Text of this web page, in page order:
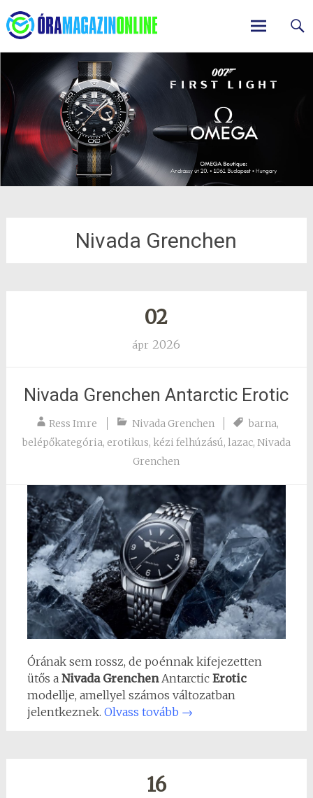
ÓraMagazinOnline
Skip
content
Nivada Grenchen
02
ápr 2026
Nivada Grenchen Antarctic Erotic
Ress Imre Nivada Grenchen barna,
belépőkategória, erotikus, kézi felhúzású, lazac, Nivada
Grenchen
Órának sem rossz, de poénnak kifejezetten
ütős a Nivada GrenchenAntarctic Erotic
modellje, amellyel számos változatban
jelentkeznek. Olvass tovább →
16